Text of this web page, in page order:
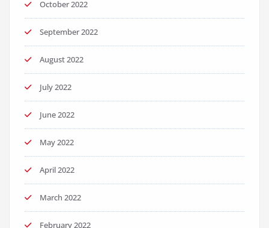
October 2022
September 2022
August 2022
July 2022
June 2022
May 2022
April 2022
March 2022
February 2022